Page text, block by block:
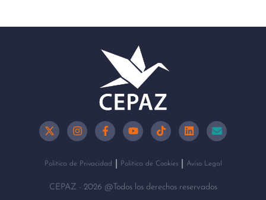
Política de Privacidad Política de Cookies Aviso Legal
CEPAZ - 2026 @Todos los derechos reservados